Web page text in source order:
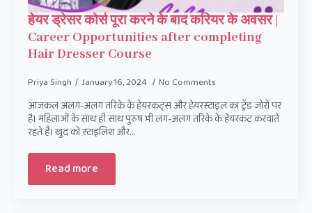
हेयर ड्रेसर कोर्स पूरा करने के बाद करियर के अवसर |
Career Opportunities after completing
Hair Dresser Course
Priya Singh January 16, 2024 No Comments
आजकल अलग-अलग तरिके के हेयरकट्स और हेयरस्टाइल का ट्रेंड जोरों पर
है। महिलाओं के साथ ही साथ पुरुष भी लग-अलग तरिके के हेयरकट करवाते
रहते हैं। खुद को स्टाइलिश और…
Read more